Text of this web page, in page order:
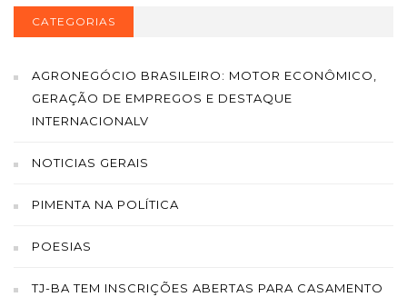
CATEGORIAS
AGRONEGÓCIO BRASILEIRO: MOTOR ECONÔMICO,
GERAÇÃO DE EMPREGOS E DESTAQUE
INTERNACIONALV
NOTICIAS GERAIS
PIMENTA NA POLÍTICA
POESIAS
TJ-BA TEM INSCRIÇÕES ABERTAS PARA CASAMENTO